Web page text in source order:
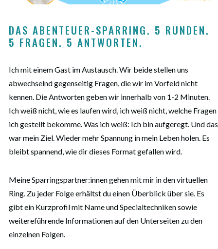
DAS ABENTEUER-SPARRING. 5 RUNDEN.
5 FRAGEN. 5 ANTWORTEN.
Ich mit einem Gast im Austausch. Wir beide stellen uns
abwechselnd gegenseitig Fragen, die wir im Vorfeld nicht
kennen. Die Antworten geben wir innerhalb von 1-2 Minuten.
Ich weiß nicht, wie es laufen wird, ich weiß nicht, welche Fragen
ich gestellt bekomme. Was ich weiß: Ich bin aufgeregt. Und das
war mein Ziel. Wieder mehr Spannung in mein Leben holen. Es
bleibt spannend, wie dir dieses Format gefallen wird.
Meine Sparringspartner:innen gehen mit mir in den virtuellen
Ring. Zu jeder Folge erhältst du einen Überblick über sie. Es
gibt ein Kurzprofil mit Name und Specialtechniken sowie
weitereführende Informationen auf den Unterseiten zu den
einzelnen Folgen.